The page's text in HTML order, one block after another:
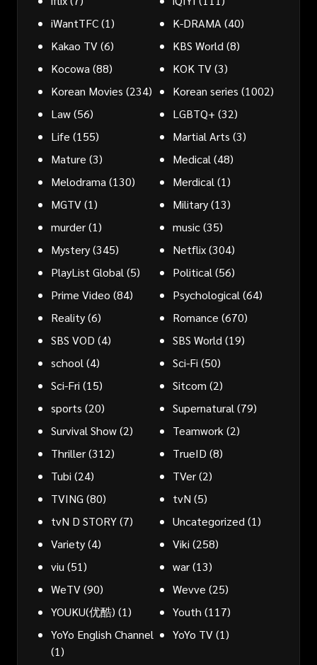
iWantTFC(1) K-DRAMA (40)
Kakao TV(6) KBS World (8)
Kocowa (88) KOK TV(3)
Korean Movies (234) Korean series (1002)
Law(56) LGBTQ+ (32)
Life (155) Martial Arts (3)
Mature (3) Medical (48)
Melodrama (130) Merdical (1)
MGTV(1) Military(13)
murder(1) music(35)
Mystery(345) Netflix(304)
PlayList Global (5) Political (56)
Prime Video (84) Psychological (64)
Reality(6) Romance (670)
SBS VOD (4) SBS World (19)
school (4) Sci-Fi (50)
Sci-Fri (15) Sitcom (2)
sports (20) Supernatural (79)
Survival Show(2) Teamwork (2)
Thriller(312) TrueID (8)
Tubi (24) TVer(2)
TVING (80) tvN (5)
tvN D STORY(7) Uncategorized (1)
Variety(4) Viki (258)
viu (51) war(13)
WeTV(90) Wevve (25)
YOUKU(优酷) (1) Youth (117)
YoYo English Channel
(1)
YoYo TV(1)